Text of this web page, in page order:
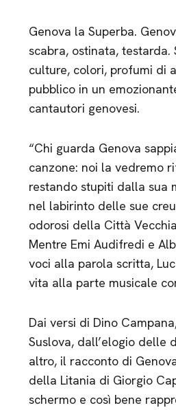
Genova la Superba.
scabra, ostinata,
culture, colori, profumi di
pubblico in un
cantautori genovesi.
“Chi guarda Genova
canzone: noi la vedremo
restando stupiti dalla sua
nel labirinto delle sue
odorosi della Città
Mentre Emi Audifredi e
voci alla parola scritta,
vita alla parte musicale
Dai versi di Dino
Suslova, dall’elogio delle
altro, il racconto di
della Litania di Giorgio
schermo e così bene